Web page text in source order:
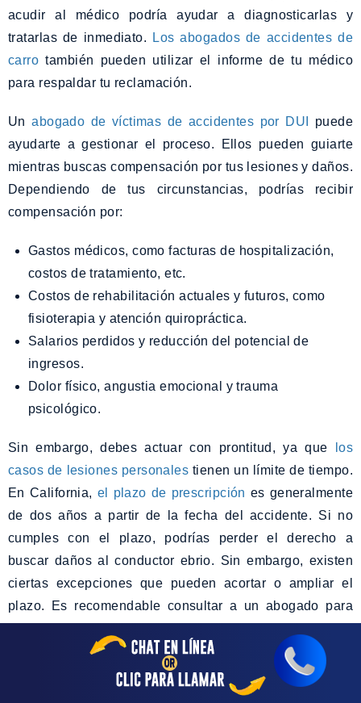
acudir al médico podría ayudar a diagnosticarlas y
tratarlas de inmediato.
Los abogados de accidentes de
carro también pueden utilizar el informe de tu médico
para respaldar tu reclamación.
Unabogado de víctimas de accidentes por DUI
puede
ayudarte a gestionar el proceso. Ellos pueden guiarte
mientras buscas compensación por tus lesiones y daños.
Dependiendo de tus circunstancias, podrías recibir
compensación por:
Gastos médicos, como facturas de hospitalización,
costos de tratamiento, etc.
Costos de rehabilitación actuales y futuros, como
fisioterapia y atención quiropráctica.
Salarios perdidos y reducción del potencial de
ingresos.
Dolor físico, angustia emocional y trauma
psicológico.
Sin embargo, debes actuar con prontitud, ya que
los
casos de lesiones personales tienen un límite de tiempo.
En California, el plazo de prescripción es generalmente
de dos años a partir de la fecha del accidente. Si no
cumples con el plazo, podrías perder el derecho a
buscar daños al conductor ebrio. Sin embargo, existen
ciertas excepciones que pueden acortar o ampliar el
plazo. Es recomendable consultar a un abogado para
Preguntas Frecuentes